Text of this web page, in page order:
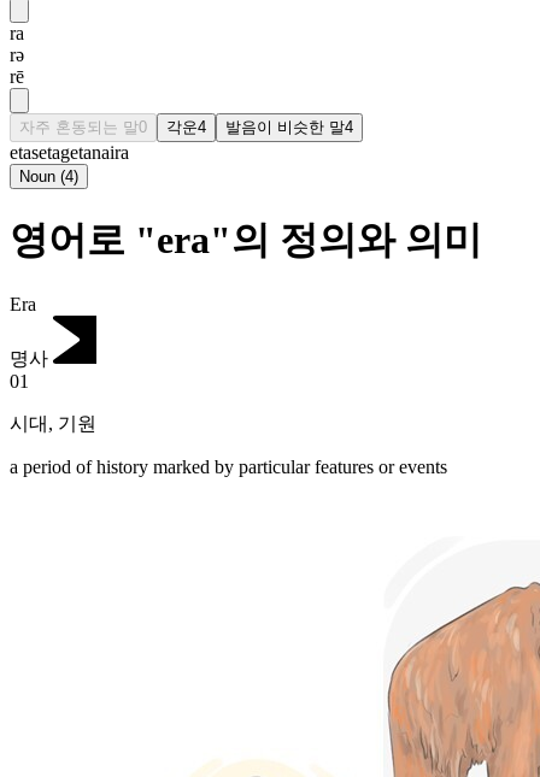
ra
rə
rē
자주 혼동되는 말0 각운4 발음이 비슷한 말4
etasetagetanaira
Noun (4)
영어로 "era"의 정의와 의미
Era
명사
01
시대 , 기원
a period of history marked by particular features or events